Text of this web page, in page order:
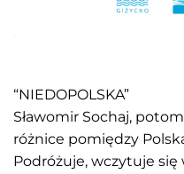
“NIEDOPOLSKA”
Sławomir Sochaj,
różnice pomiędzy
Podróżuje, wczytuje